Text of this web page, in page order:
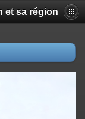
et sa région